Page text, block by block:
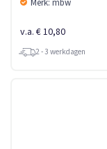
Merk: mbw
v.a. € 10,80
2 - 3 werkdagen